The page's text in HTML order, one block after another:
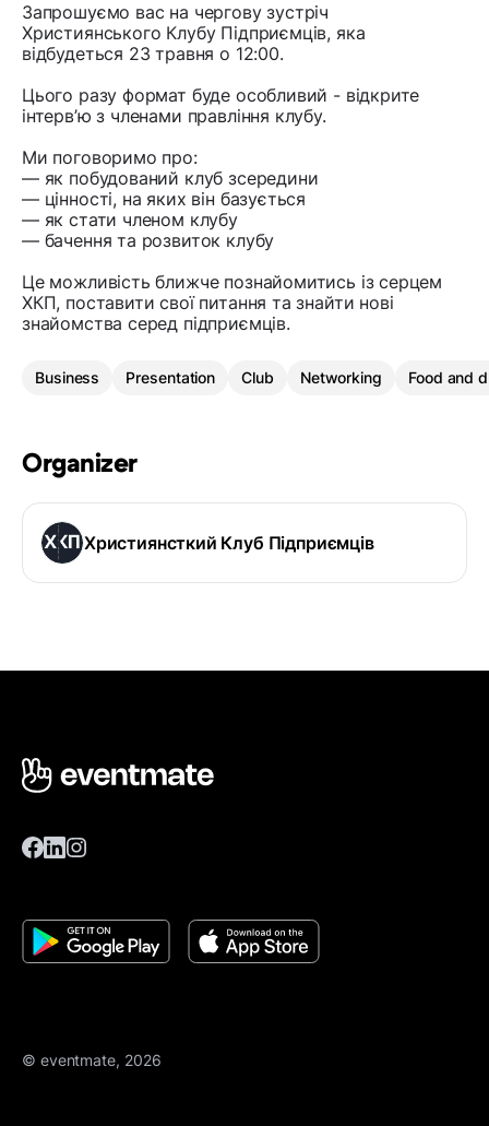
Запрошуємо вас на чергову зустріч
Християнського Клубу Підприємців, яка
відбудеться 23 травня о 12:00.
Цього разу формат буде особливий - відкрите
інтерв’ю з членами правління клубу.
Ми поговоримо про:
— як побудований клуб зсередини
— цінності, на яких він базується
— як стати членом клубу
— бачення та розвиток клубу
Це можливість ближче познайомитись із серцем
ХКП, поставити свої питання та знайти нові
знайомства серед підприємців.
Business Presentation Club Networking Food and
Organizer
Християнсткий Клуб Підприємців
© eventmate, 2026